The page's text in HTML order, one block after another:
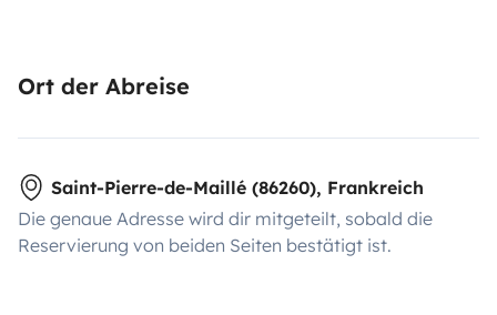
Ort der Abreise
Saint-Pierre-de-Maillé (86260), Frankreich
Die genaue Adresse wird dir mitgeteilt, sobald die
Reservierung von beiden Seiten bestätigt ist.